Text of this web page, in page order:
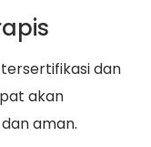
dan
akan
aman.